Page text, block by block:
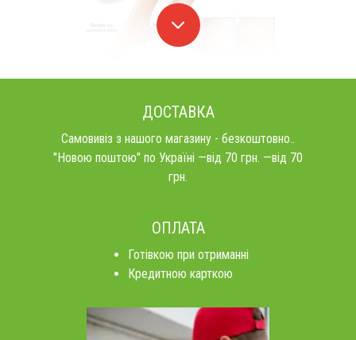
ДОСТАВКА
Самовивіз з нашого магазину - безкоштовно..
"Новою поштою" по Україні —від 70 грн. —від 70
грн.
ОПЛАТА
Готівкою при отриманні
Кредитною карткою